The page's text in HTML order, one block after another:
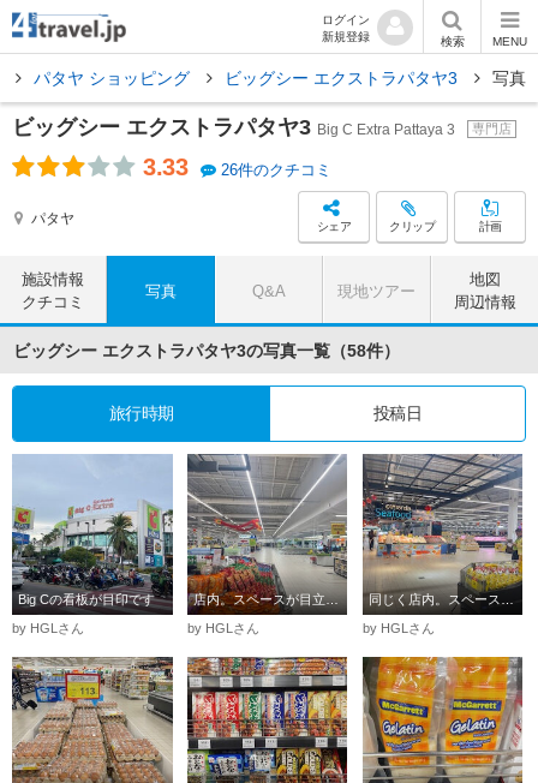
ログイン
新規登録
検索 MENU
パタヤ ショッピング ビッグシー エクストラパタヤ3 写真
ビッグシー エクストラパタヤ3 Big C Extra Pattaya 3 専門店
3.33 26件のクチコミ
パタヤ シェア クリップ 計画
施設情報
クチコミ
写真 Q&A 現地ツアー
地図
周辺情報
ビッグシー エクストラパタヤ3の写真一覧（58件）
旅行時期 投稿日
Big Cの看板が目印です
by HGLさん
店内。スペースが目立ちます
by HGLさん
by HGLさん